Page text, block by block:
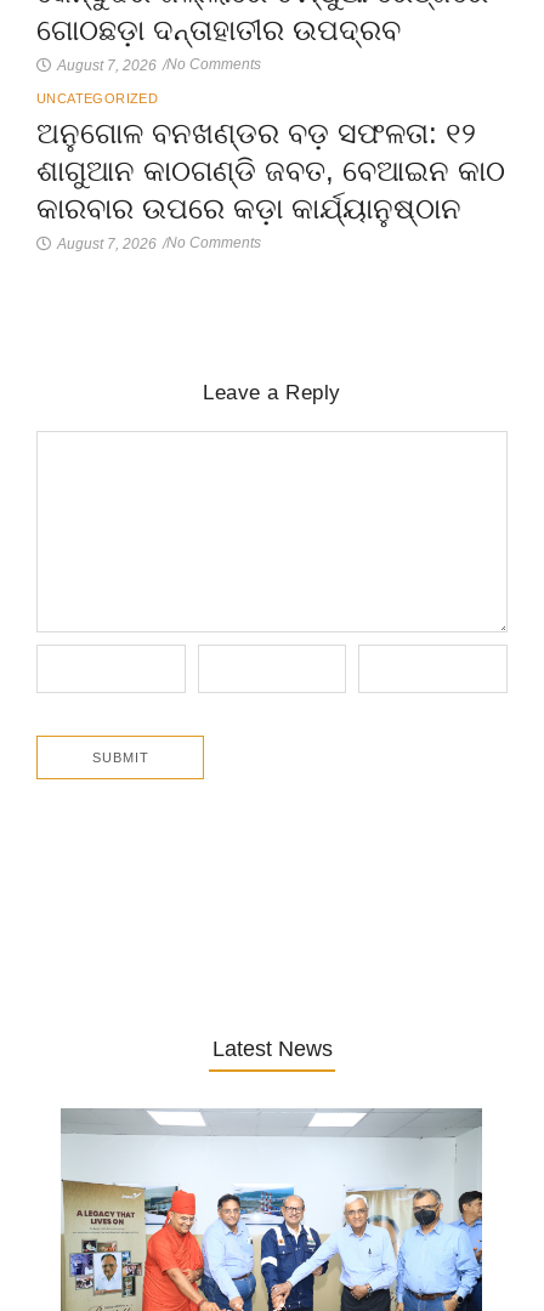
ଗୋଠଛଡ଼ା ଦନ୍ତାହାତୀର ଉପଦ୍ରବ
August 7, 2026 /No Comments
UNCATEGORIZED
ଅନୁଗୋଳ ବନଖଣ୍ଡର ବଡ଼ ସଫଳତା: ୧୨
ଶାଗୁଆନ କାଠଗଣ୍ଡି ଜବତ, ବେଆଇନ କାଠ
କାରବାର ଉପରେ କଡ଼ା କାର୍ଯ୍ୟାନୁଷ୍ଠାନ
August 7, 2026 /No Comments
Leave a Reply
Latest News